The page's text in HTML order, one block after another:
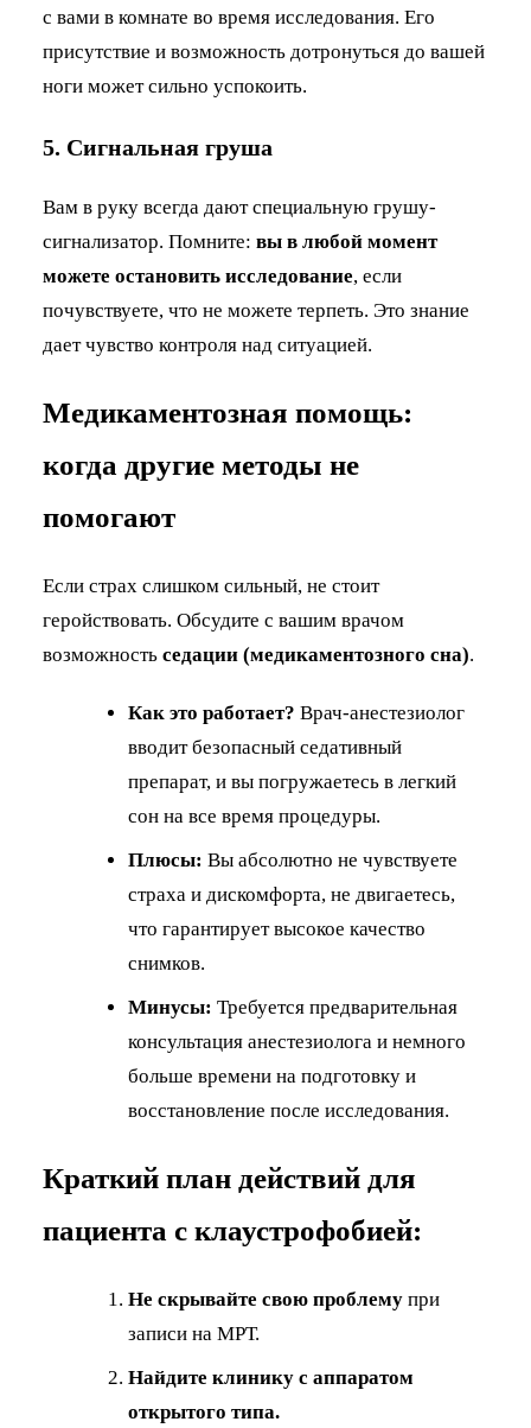
с вами в комнате во время исследования. Его
присутствие и возможность дотронуться до вашей
ноги может сильно успокоить.
5. Сигнальная груша
Вам в руку всегда дают специальную грушу-
сигнализатор. Помните: вы в любой момент
можете остановить исследование, если
почувствуете, что не можете терпеть. Это знание
дает чувство контроля над ситуацией.
Медикаментозная помощь:
когда другие методы не
помогают
Если страх слишком сильный, не стоит
геройствовать. Обсудите с вашим врачом
возможность седации (медикаментозного сна).
Как это работает? Врач-анестезиолог
вводит безопасный седативный
препарат, и вы погружаетесь в легкий
сон на все время процедуры.
Плюсы: Вы абсолютно не чувствуете
страха и дискомфорта, не двигаетесь,
что гарантирует высокое качество
снимков.
Минусы: Требуется предварительная
консультация анестезиолога и немного
больше времени на подготовку и
восстановление после исследования.
Краткий план действий для
пациента с клаустрофобией:
Не скрывайте свою проблему при
записи на МРТ.
Найдите клинику с аппаратом
открытого типа.